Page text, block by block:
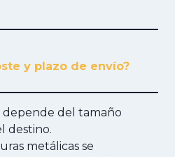
y plazo de envío?
depende del tamaño
destino.
metálicas se